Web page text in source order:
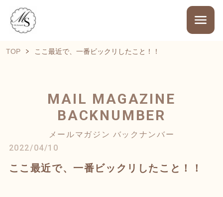
TOP ここ最近で、一番ビックリしたこと！！
MAIL MAGAZINE
BACKNUMBER
メールマガジン バックナンバー
2022/04/10
ここ最近で、一番ビックリしたこと！！